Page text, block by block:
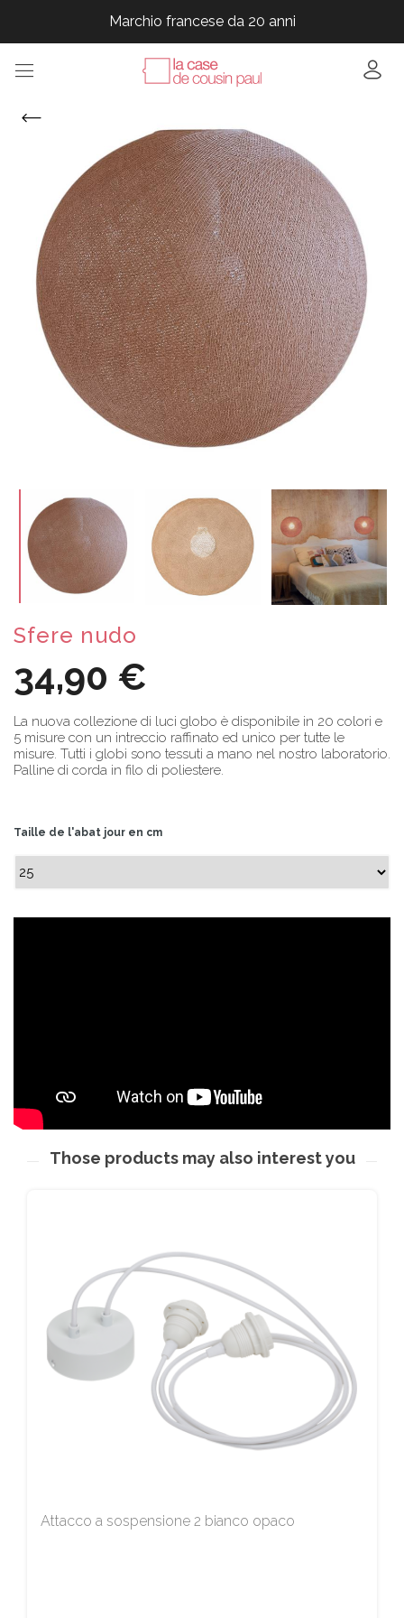
Marchio francese da 20 anni
Marchio francese da 20 anni
Marchio francese da 20 anni
Sfere nudo
34,90 €
La nuova collezione di luci globo è disponibile in 20 colori e
5 misure con un intreccio raffinato ed unico per tutte le
misure. Tutti i globi sono tessuti a mano nel nostro laboratorio.
Palline di corda in filo di poliestere.
Taille de l'abat jour en cm
Those products may also interest you
Attacco a sospensione 2 bianco opaco